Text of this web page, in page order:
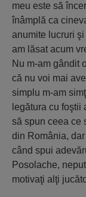
meu este să
înâmplă ca
anumite lucruri
am lăsat acum
Nu m-am gândit
că nu voi mai
simplu m-am
legătura cu foştii
să spun ceea ce
din România,
când spui
Posolache,
motivaţi alţi